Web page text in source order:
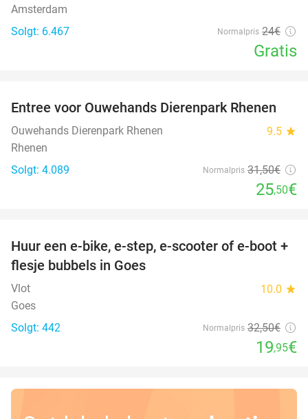
Amsterdam
Solgt: 6.467
Normalpris 24€
Gratis
19%
Entree voor Ouwehands Dierenpark Rhenen
Ouwehands Dierenpark Rhenen 9.5 star
Rhenen
Solgt: 4.089
Normalpris 31,50€
25,50€
39%
Huur een e-bike, e-step, e-scooter of e-boot +
flesje bubbels in Goes
Vlot 10.0 star
Goes
Solgt: 442
Normalpris 32,50€
19,95€